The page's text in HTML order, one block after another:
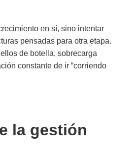
en sí, sino intentar
pensadas para otra etapa.
de botella, sobrecarga
constante de ir “corriendo
la gestión